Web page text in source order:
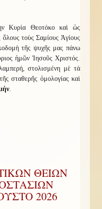
Κυρία Θεοτόκο καὶ ὡς
τοὺς Σαμίους Ἁγίους
τῆς ψυχῆς μας πάνω
ἡμῶν Ἰησοῦς Χριστός.
στολισμένη μὲ τὰ
σταθερῆς ὁμολογίας καὶ
.
ΘΕΙΩΝ
2026